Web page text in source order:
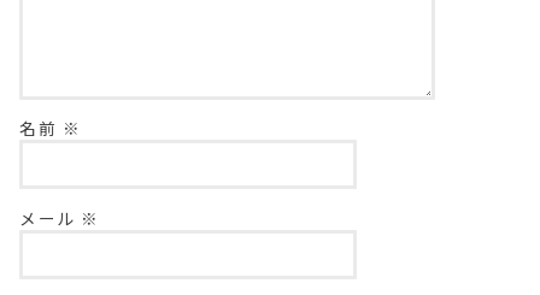
名前 ※
メール ※